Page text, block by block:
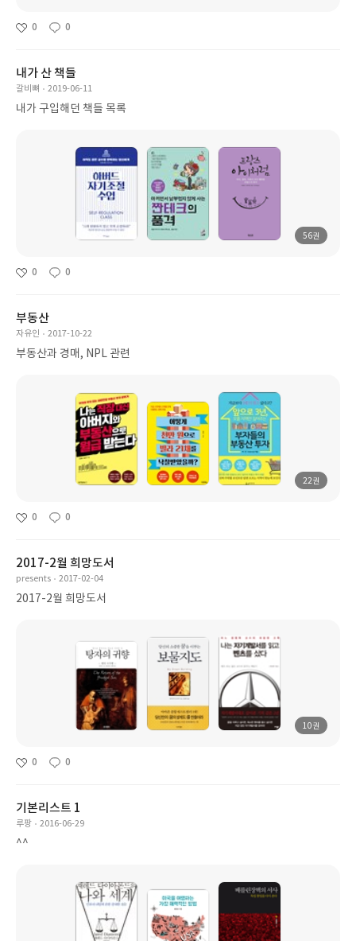
0 0
내가 산 책들
갈비뼈 2019-06-11
내가 구입해던 책들 목록
56권
0 0
부동산
자유인 2017-10-22
부동산과 경매, NPL 관련
22권
0 0
2017-2월 희망도서
presents 2017-02-04
2017-2월 희망도서
10권
0 0
기본리스트 1
루팡 2016-06-29
^^